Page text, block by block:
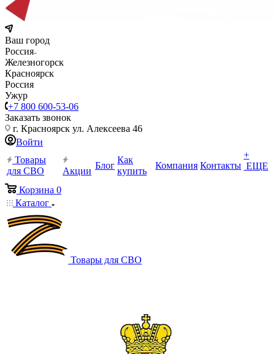
Ваш город
Россия
Железногорск
Красноярск
Россия
Ужур
+7 800 600-53-06
Заказать звонок
г. Красноярск ул. Алексеева 46
Войти
Товары
для СВО
Акции
Блог
Как
купить
Компания Контакты
+
ЕЩЕ
Корзина 0
Каталог
Товары для СВО